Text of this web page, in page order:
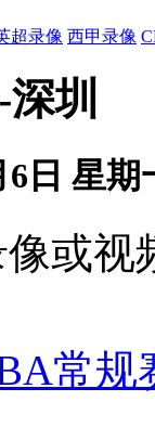
超录像 西甲录像
圳
日 星期
或
常